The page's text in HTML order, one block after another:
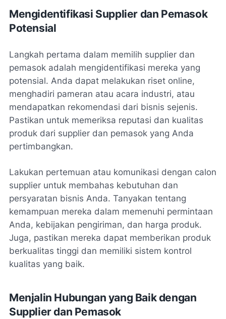
Mengidentifikasi Supplier dan Pemasok
Potensial
Langkah pertama dalam memilih supplier dan
pemasok adalah mengidentifikasi mereka yang
potensial. Anda dapat melakukan riset online,
menghadiri pameran atau acara industri, atau
mendapatkan rekomendasi dari bisnis sejenis.
Pastikan untuk memeriksa reputasi dan kualitas
produk dari supplier dan pemasok yang Anda
pertimbangkan.
Lakukan pertemuan atau komunikasi dengan calon
supplier untuk membahas kebutuhan dan
persyaratan bisnis Anda. Tanyakan tentang
kemampuan mereka dalam memenuhi permintaan
Anda, kebijakan pengiriman, dan harga produk.
Juga, pastikan mereka dapat memberikan produk
berkualitas tinggi dan memiliki sistem kontrol
kualitas yang baik.
Menjalin Hubungan yang Baik dengan
Supplier dan Pemasok